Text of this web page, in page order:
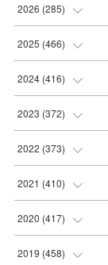
2026 (285)
(6)
(36
(37
(42
2025 (466)
(56
(37
(35
(36
2024 (416)
(38
(39
(38
(36
2023 (372)
(31
(30
(30
(30
2022 (373)
(31
(33
(31
2021 (410)
(32
(32
2020 (417)
(35
2019 (458)